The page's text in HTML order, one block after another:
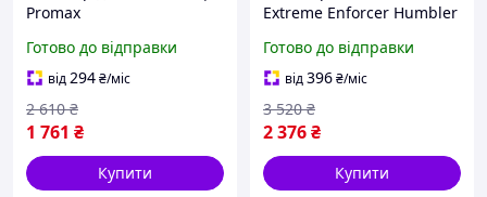
Promax
Готово до відправки
від294₴/міс
1 761 ₴
2 610 ₴
Купити
Extreme Enforcer Humbler
Інтим-товари секс-шоп
Готово до відправки
від396₴/міс
2 376₴
3 520 ₴
Купити